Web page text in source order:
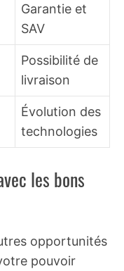
Garantie et
SAV
Possibilité de
livraison
Évolution des
technologies
les bons
opportunités
pouvoir